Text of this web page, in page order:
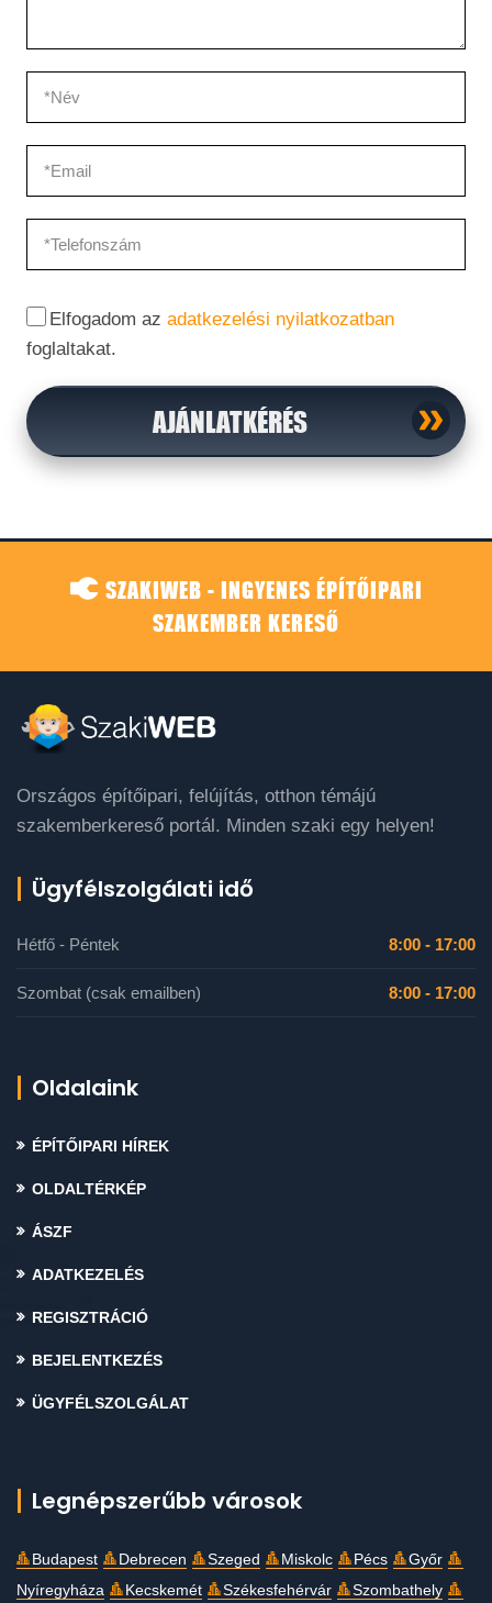
Elfogadom az adatkezelési nyilatkozatban
foglaltakat.
AJÁNLATKÉRÉS
SZAKIWEB - INGYENES ÉPÍTŐIPARI
SZAKEMBER KERESŐ
Országos építőipari, felújítás, otthon témájú
szakemberkereső portál. Minden szaki egy helyen!
Ügyfélszolgálati idő
Hétfő - Péntek 8:00 - 17:00
Szombat (csak emailben) 8:00 - 17:00
Oldalaink
ÉPÍTŐIPARI HÍREK
OLDALTÉRKÉP
ÁSZF
ADATKEZELÉS
REGISZTRÁCIÓ
BEJELENTKEZÉS
ÜGYFÉLSZOLGÁLAT
Legnépszerűbb városok
Budapest Debrecen Szeged Miskolc Pécs
Győr
Nyíregyháza
Kecskemét Székesfehérvár
Szombathely